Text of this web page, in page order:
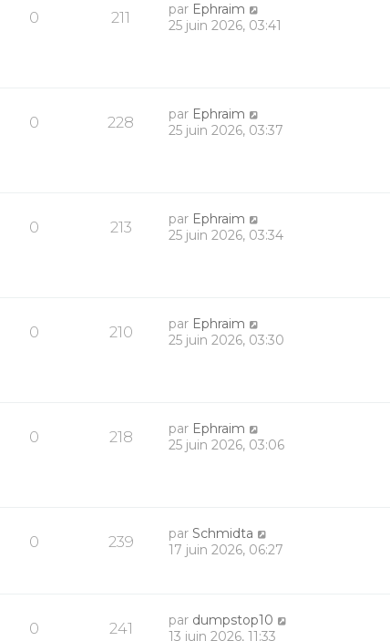
0 211 par Ephraim
25 juin 2026, 03:41
0 228 par Ephraim
25 juin 2026, 03:37
0 213 par Ephraim
25 juin 2026, 03:34
0 210 par Ephraim
25 juin 2026, 03:30
0 218 par Ephraim
25 juin 2026, 03:06
0 239 parSchmidta
17 juin 2026, 06:27
0 241 par dumpstop10
13 juin 2026, 11:33